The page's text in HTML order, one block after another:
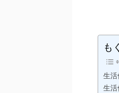
も
生活
生